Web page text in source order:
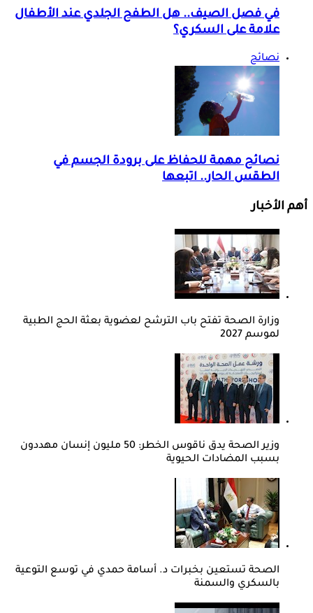
في فصل الصيف.. هل الطفح الجلدي عند الأطفال
علامة على السكري؟
نصائح
نصائح مهمة للحفاظ على برودة الجسم في
الطقس الحار.. اتبعها
أهم الأخبار
وزارة الصحة تفتح باب الترشح لعضوية بعثة الحج الطبية
لموسم 2027
وزير الصحة يدق ناقوس الخطر: 50 مليون إنسان مهددون
بسبب المضادات الحيوية
الصحة تستعين بخبرات د. أسامة حمدي في توسع التوعية
بالسكري والسمنة